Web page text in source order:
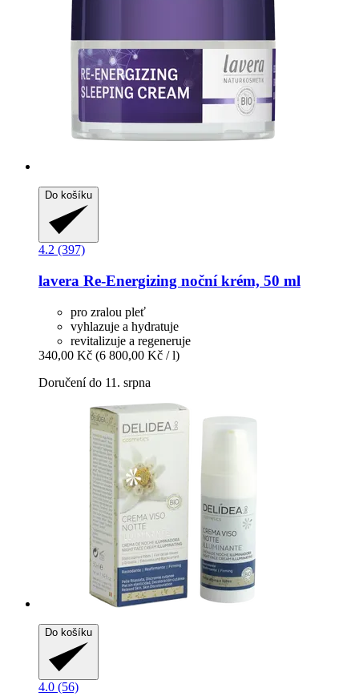
Do košíku
4.2 (397)
lavera Re-​Energizing noční krém, 50 ml
pro zralou pleť
vyhlazuje a hydratuje
revitalizuje a regeneruje
340,00 Kč (6 800,00 Kč / l)
Doručení do 11. srpna
Do košíku
4.0 (56)